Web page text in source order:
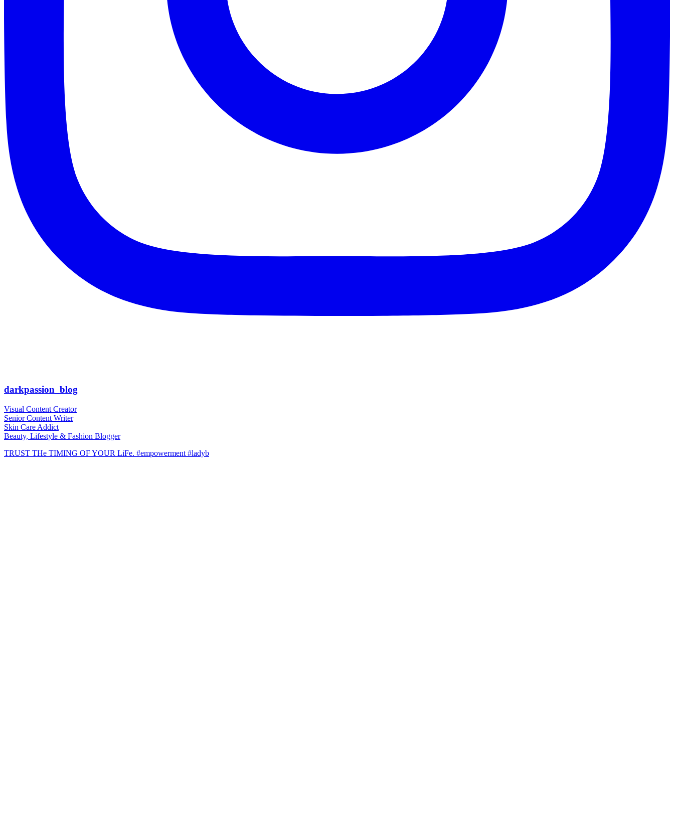
darkpassion_blog
Visual Content Creator
Senior Content Writer
Skin Care Addict
Beauty, Lifestyle & Fashion Blogger
TRUST THe TIMING OF YOUR LiFe. #empowerment #ladyb